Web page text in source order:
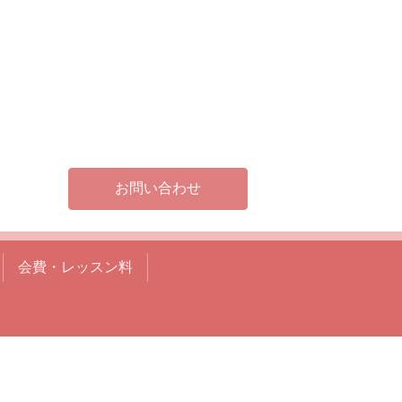
お問い合わせ
会費・レッスン料